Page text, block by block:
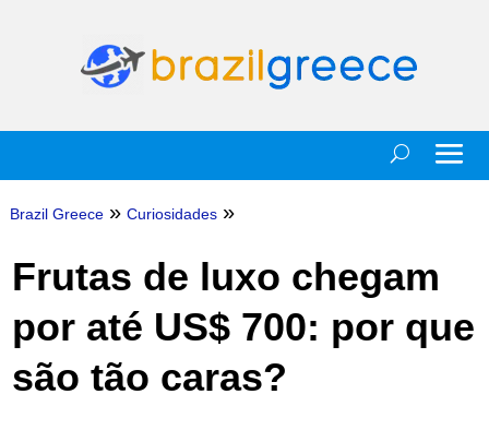
Brazil Greece » Curiosidades »
Frutas de luxo chegam
por até US$ 700: por que
são tão caras?